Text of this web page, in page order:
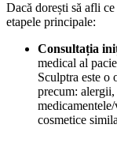
Dacă dorești să afli
etapele principale:
Consultația
medical al
Sculptra este o
precum:
cosmetice